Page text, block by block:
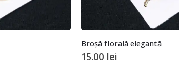
Broșă florală elegantă
15.00 lei